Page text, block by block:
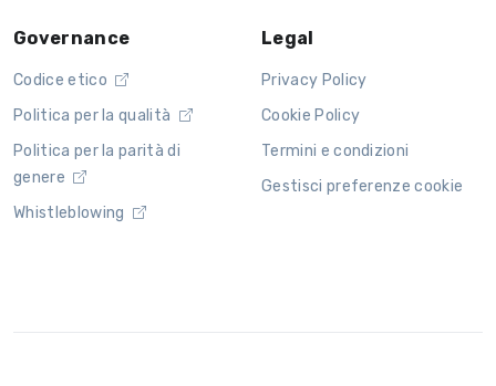
Governance
Codice etico
Politica per la qualità
Politica per la parità di
genere
Whistleblowing
Legal
Privacy Policy
Cookie Policy
Termini e condizioni
Gestisci preferenze cookie